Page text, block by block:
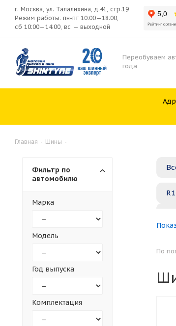
г. Москва, ул. Талалихина, д.41, стр.19
Режим работы: пн-пт 10:00—18:00,
сб 10:00—14:00, вс — выходной
Переобуваем
года
Главная - Шины -
30
По
Фильтр по
автомобилю
Марка
Модель
Год выпуска
Комплектация